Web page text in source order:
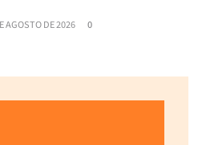
AGOSTO DE 2026 0